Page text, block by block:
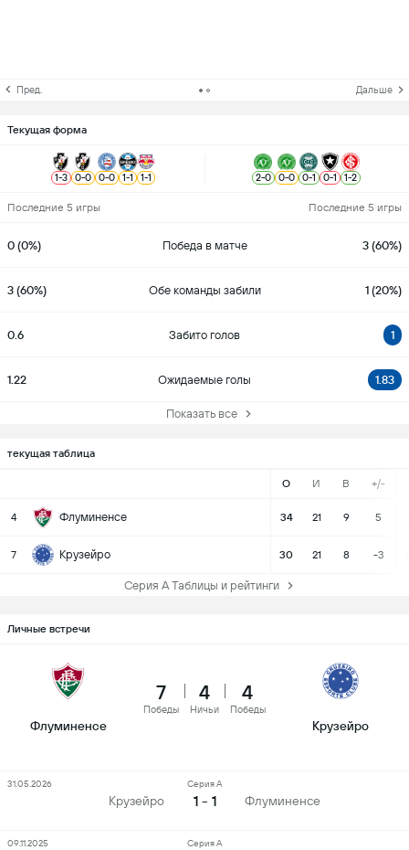
Пред. Дальше
Текущая форма
1-3 0-0 0-0 1-1 1-1 2-0 0-0 0-1 0-1 1-2
Последние 5 игры Последние 5 игры
0 (0%) Победа в матче 3 (60%)
3 (60%) Обе команды забили 1 (20%)
0.6 Забито голов 1
1.22 Ожидаемые голы 1.83
Показать все
текущая таблица
О И В +/-
4 Флуминенсе 34 21 9 5
7 Крузейро 30 21 8 -3
Серия А Таблицы и рейтинги
Личные встречи
Флуминенсе
7
Победы
4
Ничьи
4
Победы
Крузейро
Крузейро
Серия А
1 - 1 Флуминенсе
31.05.2026
Серия А
09.11.2025